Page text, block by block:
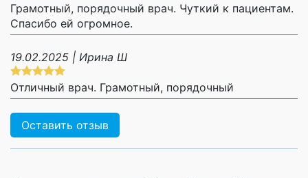
Грамотный, порядочный врач. Чуткий к пациентам.
Спасибо ей огромное.
19.02.2025 | Ирина Ш
Отличный врач. Грамотный, порядочный
Оставить отзыв